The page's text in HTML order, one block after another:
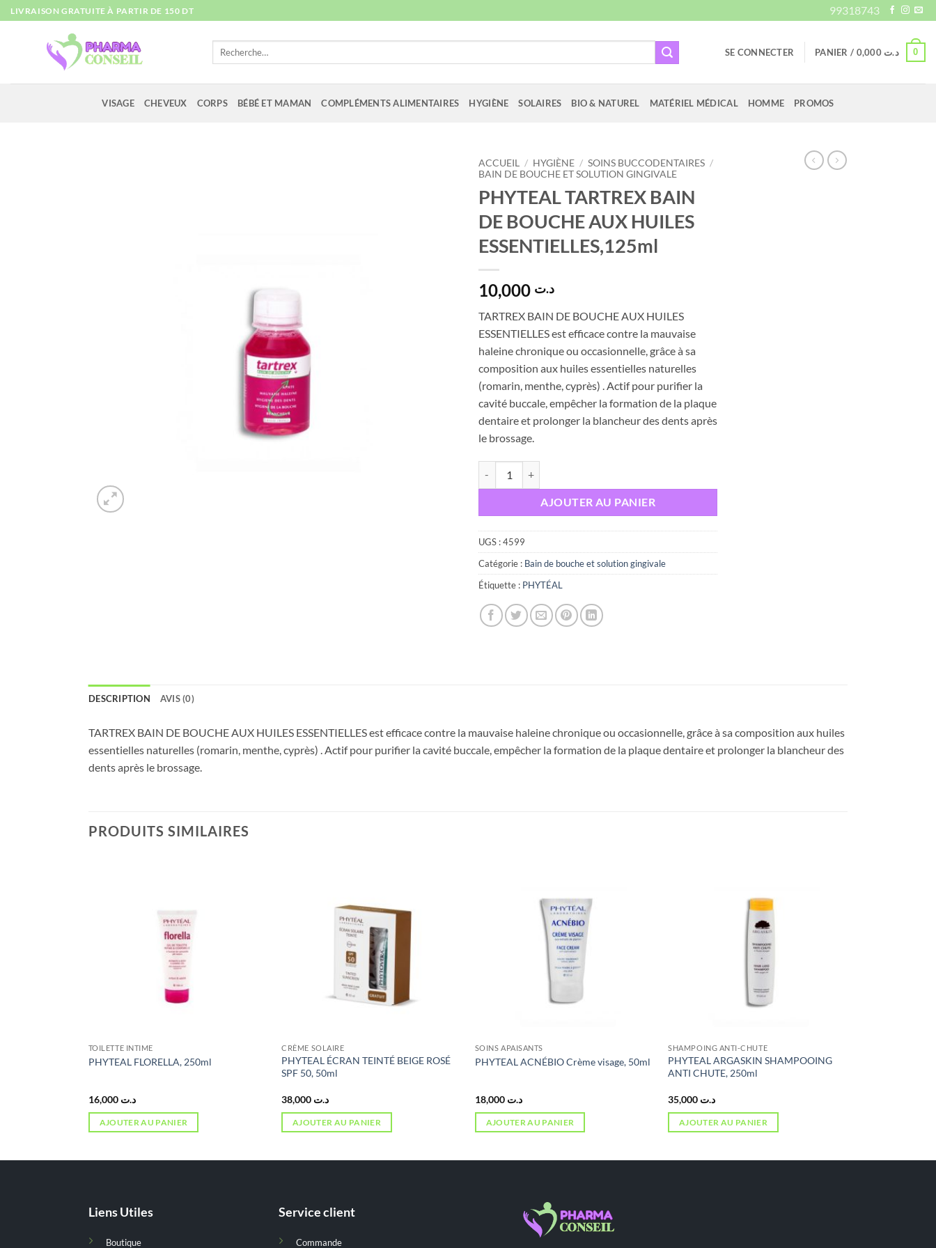
Passer
au
LIVRAISON GRATUITE À PARTIR DE 150 DT 99318743
Recherche
SE CONNECTER PANIER / د.ت 0,000 0
VISAGE CHEVEUX CORPS BÉBÉ ET MAMAN COMPLÉMENTS ALIMENTAIRES HYGIÈNE SOLAIRES BIO & NATUREL MATÉRIEL MÉDICAL HOMME PROMOS
ACCUEIL / HYGIÈNE / SOINS BUCCODENTAIRES /
BAIN DE BOUCHE ET SOLUTION GINGIVALE
PHYTEAL TARTREX BAIN
DE BOUCHE AUX HUILES
ESSENTIELLES,125ml
د.ت
TARTREX BAIN DE BOUCHE AUX HUILES
ESSENTIELLES est efficace contre la mauvaise
haleine chronique ou occasionnelle, grâce à sa
composition aux huiles essentielles naturelles
(romarin, menthe, cyprès) . Actif pour purifier la
cavité buccale, empêcher la formation de la plaque
dentaire et prolonger la blancheur des dents après
le brossage.
AJOUTER AU PANIER
UGS :4599
Catégorie : Bain de bouche et solution gingivale
Étiquette : PHYTÉAL
DESCRIPTION AVIS (0)
TARTREX BAIN DE BOUCHE AUX HUILES ESSENTIELLES est efficace contre la mauvaise haleine chronique ou occasionnelle, grâce à sa composition aux huiles
essentielles naturelles (romarin, menthe, cyprès) . Actif pour purifier la cavité buccale, empêcher la formation de la plaque dentaire et prolonger la blancheur des
dents après le brossage.
PRODUITS SIMILAIRES
TOILETTE INTIME
PHYTEAL FLORELLA, 250ml
د.ت 16,000
AJOUTER AU PANIER
CRÈME SOLAIRE
PHYTEAL ÉCRAN TEINTÉ BEIGE ROSÉ
SPF 50, 50ml
د.ت
AJOUTER AU PANIER
SOINS APAISANTS
PHYTEAL ACNÉBIO Crème visage, 50ml
د.ت 18,000
AJOUTER AU PANIER
SHAMPOING ANTI-CHUTE
PHYTEAL ARGASKIN SHAMPOOING
ANTI CHUTE, 250ml
د.ت
AJOUTER AU PANIER
Liens Utiles
Boutique
Service client
Commande